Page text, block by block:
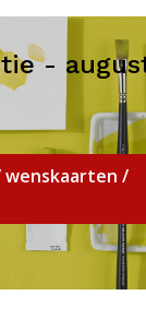
-
wenskaarten /